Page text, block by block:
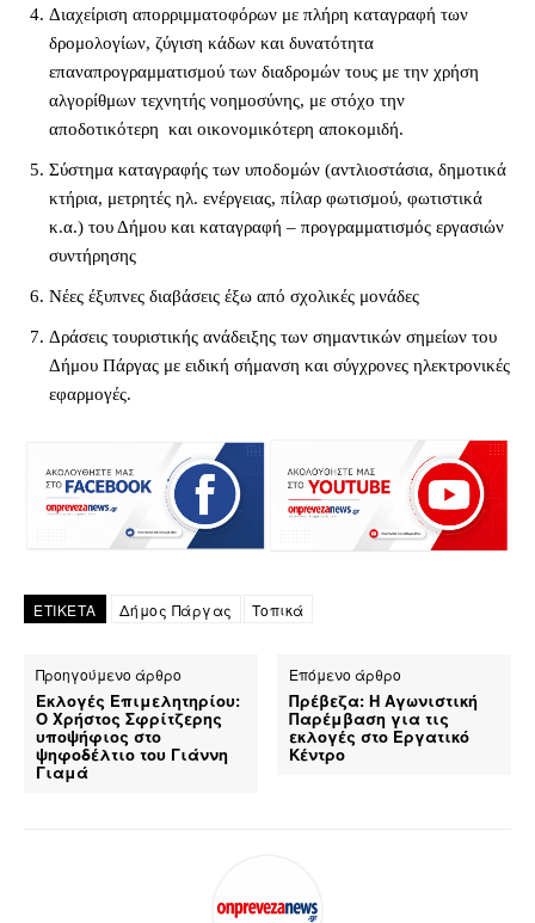
Διαχείριση απορριμματοφόρων με πλήρη καταγραφή των
δρομολογίων, ζύγιση κάδων και δυνατότητα
επαναπρογραμματισμού των διαδρομών τους με την χρήση
αλγορίθμων τεχνητής νοημοσύνης, με στόχο την
αποδοτικότερη και οικονομικότερη αποκομιδή.
Σύστημα καταγραφής των υποδομών (αντλιοστάσια, δημοτικά
κτήρια, μετρητές ηλ. ενέργειας, πίλαρ φωτισμού, φωτιστικά
κ.α.) του Δήμου και καταγραφή – προγραμματισμός εργασιών
συντήρησης
Νέες έξυπνες διαβάσεις έξω από σχολικές μονάδες
Δράσεις τουριστικής ανάδειξης των σημαντικών σημείων του
Δήμου Πάργας με ειδική σήμανση και σύγχρονες ηλεκτρονικές
εφαρμογές.
ΕΤΙΚΕΤΑ Δήμος Πάργας Τοπικά
Προηγούμενο άρθρο
Εκλογές Επιμελητηρίου:
Ο Χρήστος Σφρίτζερης
υποψήφιος στο
ψηφοδέλτιο του Γιάννη
Γιαμά
Επόμενο άρθρο
Πρέβεζα: Η Αγωνιστική
Παρέμβαση για τις
εκλογές στο Εργατικό
Κέντρο